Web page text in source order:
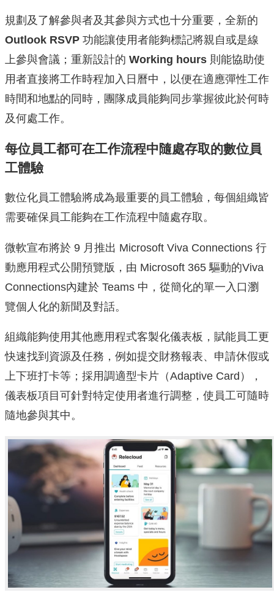
規劃及了解參與者及其參與方式也十分重要，全新的
Outlook RSVP 功能讓使用者能夠標記將親自或是線
上參與會議；重新設計的 Working hours 則能協助使
用者直接將工作時程加入日曆中，以便在適應彈性工作
時間和地點的同時，團隊成員能夠同步掌握彼此於何時
及何處工作。
每位員工都可在工作流程中隨處存取的數位員
工體驗
數位化員工體驗將成為最重要的員工體驗，每個組織皆
需要確保員工能夠在工作流程中隨處存取。
微軟宣布將於 9 月推出 Microsoft Viva Connections 行
動應用程式公開預覽版，由 Microsoft 365 驅動的Viva
Connections內建於 Teams 中，從簡化的單一入口瀏
覽個人化的新聞及對話。
組織能夠使用其他應用程式客製化儀表板，賦能員工更
快速找到資源及任務，例如提交財務報表、申請休假或
上下班打卡等；採用調適型卡片（Adaptive Card），
儀表板項目可針對特定使用者進行調整，使員工可隨時
隨地參與其中。